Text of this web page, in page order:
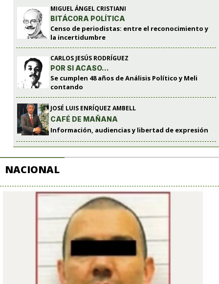
MIGUEL ÁNGEL CRISTIANI
BITÁCORA POLÍTICA
Censo de periodistas: entre el reconocimiento y
la incertidumbre
CARLOS JESÚS RODRÍGUEZ
POR SI ACASO…
Se cumplen 48 años de Análisis Político y Meli
contando
JOSÉ LUIS ENRÍQUEZ AMBELL
CAFÉ DE MAÑANA
Información, audiencias y libertad de expresión
NACIONAL